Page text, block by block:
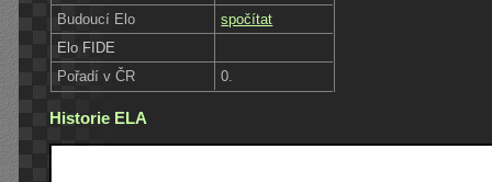
Budoucí Elo
spočítat
Elo FIDE
Pořadí v ČR
0.
Historie ELA